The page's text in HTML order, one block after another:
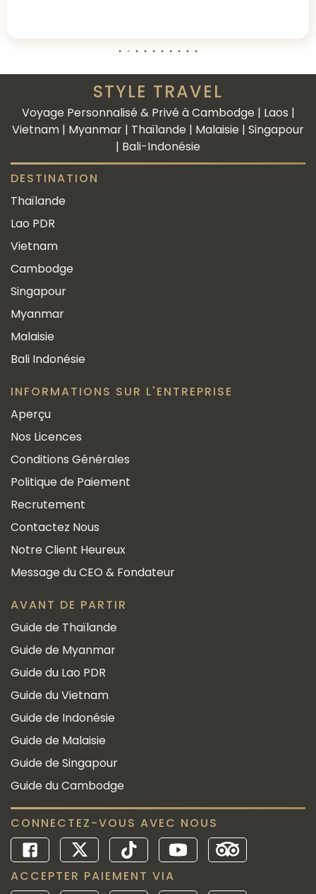
STYLE TRAVEL
Voyage Personnalisé & Privé à Cambodge | Laos |
Vietnam | Myanmar | Thaïlande | Malaisie | Singapour
| Bali-Indonésie
DESTINATION
Thaïlande
Lao PDR
Vietnam
Cambodge
Singapour
Myanmar
Malaisie
Bali Indonésie
INFORMATIONS SUR L'ENTREPRISE
Aperçu
Nos Licences
Conditions Générales
Politique de Paiement
Recrutement
Contactez Nous
Notre Client Heureux
Message du CEO & Fondateur
AVANT DE PARTIR
Guide de Thaïlande
Guide de Myanmar
Guide du Lao PDR
Guide du Vietnam
Guide de Indonésie
Guide de Malaisie
Guide de Singapour
Guide du Cambodge
CONNECTEZ-VOUS AVEC NOUS
ACCEPTER PAIEMENT VIA